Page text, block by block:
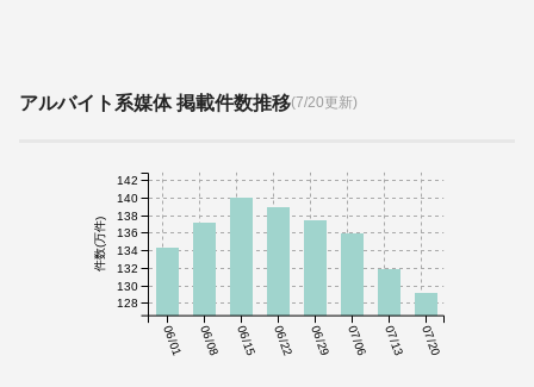
アルバイト系媒体 掲載件数推移(7/20更新)
06/01 06/08 06/15 06/22 06/29 07/06 07/13 07/20
件数(万件)
128
130
132
134
136
138
140
142